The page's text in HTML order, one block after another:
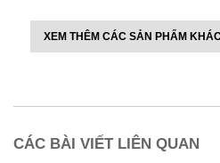
XEM THÊM CÁC SẢN PHẨM
CÁC BÀI VIẾT LIÊN QUAN